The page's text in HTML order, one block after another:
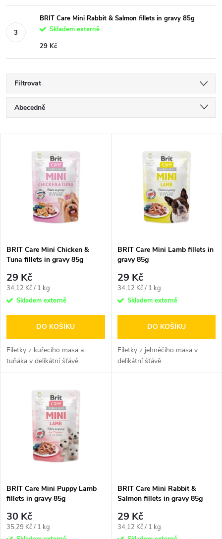
BRIT Care Mini Rabbit & Salmon fillets in gravy 85g
Skladem externě
29 Kč
Filtrovat
Ř
a
p
r
o
d
u
k
Abecedně
Nejprodávanější
s
p
r
o
d
u
BRIT Care Mini Chicken &
Tuna fillets in gravy 85g
29 Kč
Měrná
cena:
34,12 Kč / 1 kg
Skladem externě
DO KOŠÍKU
Filetky z kuřecího masa a
tuňáka v delikátní šťávě.
BRIT Care Mini Lamb fillets in
gravy 85g
29 Kč
Měrná
cena:
34,12 Kč / 1 kg
Skladem externě
DO KOŠÍKU
Filetky z jehněčího masa v
delikátní šťávě.
BRIT Care Mini Puppy Lamb
fillets in gravy 85g
30 Kč
Měrná
35,29 Kč / 1 kg
BRIT Care Mini Rabbit &
Salmon fillets in gravy 85g
29 Kč
Měrná
34,12 Kč / 1 kg